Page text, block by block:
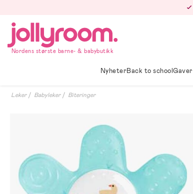
innehållet
Nordens største barne- & babybutikk
NyheterBack to schoolGaver
Leker Babyleker Biteringer